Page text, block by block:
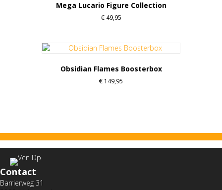
Mega Lucario Figure Collection
€49,95
Obsidian Flames Boosterbox
€ 149,95
Contact
Barrierweg 31